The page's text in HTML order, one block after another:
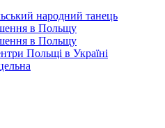
народний танець
в Польщу
в Польщу
Польщі в Україні